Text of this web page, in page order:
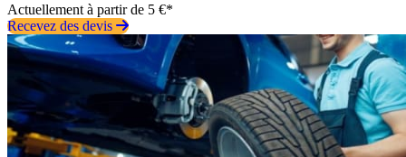
Actuellement à partir de 5 €*
Recevez des devis